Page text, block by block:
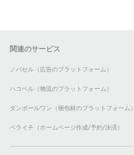
関連のサービス
ノバセル（広告のプラットフォーム）
ハコベル（物流のプラットフォーム）
ダンボールワン（梱包材のプラットフォーム）
ペライチ（ホームページ作成/予約/決済）